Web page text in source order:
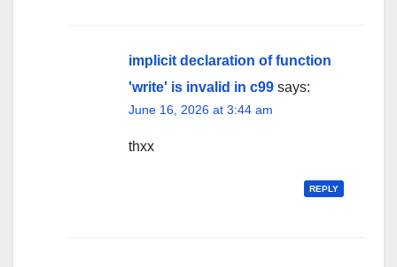
implicit declaration of function
'write' is invalid in c99 says:
June 16, 2026 at 3:44 am
thxx
REPLY